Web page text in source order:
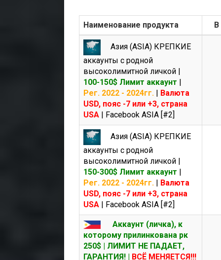
Наименование продукта В
Азия (ASIA) КРЕПКИЕ
аккаунты с родной
высоколимитной личкой |
100-150$ Лимит аккаунт
Рег. 2022 - 2024гг.
Валюта
USD, пояс -7 или +3, страна
USA | Facebook ASIA [#2]
Азия (ASIA) КРЕПКИЕ
аккаунты с родной
высоколимитной личкой |
150-300$ Лимит аккаунт
Рег. 2022 - 2024гг.
Валюта
USD, пояс -7 или +3, страна
USA | Facebook ASIA [#2]
Аккаунт (личка), к
которому прилинкована рк
250$ | ЛИМИТ НЕ ПАДАЕТ,
ГАРАНТИЯ! | ВСЁ МЕНЯЕТСЯ!!!